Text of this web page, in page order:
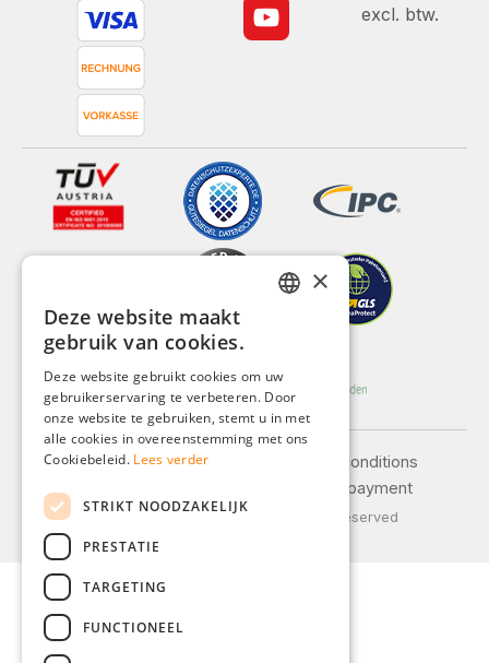
excl. btw.
Legal notice
General terms and conditions
Shipping and payment
© 2026 Weidinger GmbH, All Rights Reserved
FRENCH
ITALIAN
×
Deze website maakt
gebruik van cookies.
Deze website gebruikt cookies om uw
gebruikerservaring te verbeteren. Door
onze website te gebruiken, stemt u in met
alle cookies in overeenstemming met ons
Cookiebeleid. Lees verder
STRIKT NOODZAKELIJK
PRESTATIE
TARGETING
FUNCTIONEEL